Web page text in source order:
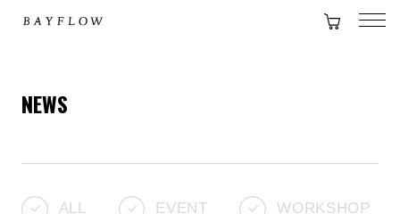
NEWS
ALL EVENT WORKSHOP